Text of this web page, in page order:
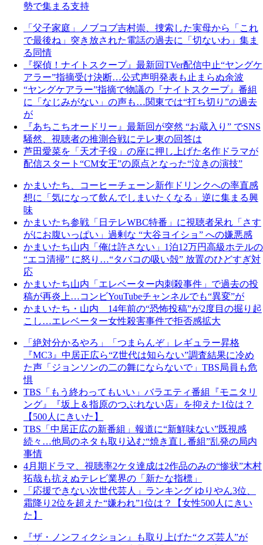
勢で集まる支持
「父子家庭」ノブコブ吉村崇、捜索した実母から「これ
で最後ね」突き放された電話の過去に「切ないわ」集ま
る同情
『探偵！ナイトスクープ』最新回TVer配信中止“ヤングケ
アラー”指摘受け決断…公式声明発表も止まらぬ余波
“ヤングケアラー”指摘で物議の『ナイトスクープ』番組
に「なじみがない」の声も…関東では“打ち切り”の過去
が
『あちこちオードリー』最新回が突然 “お蔵入り” でSNS
騒然、視聴者の推測合戦にテレ東の回答は
芦田愛菜を「天才子役」の座に押し上げた名作ドラマが
配信スタート“CM女王”の原点となった“泣きの演技”
かまいたち、コーヒーチェーン新作ドリンクへの率直感
想に「気になって飲んでしまいたくなる」逆に集まる興
味
かまいたち参戦「日テレWBC特番」に視聴者呆れ「さす
がにお腹いっぱい」過剰な “大谷ヨイショ” への嫌悪感
かまいたち山内「俺は許さない」1泊12万円高級ホテルの
“エコ清掃” に怒り…“タバコの吸い殻” 放置のひどすぎ対
応
かまいたち山内「エレベーター内刺殺事件」で過去の投
稿が再炎上…コンビYouTubeチャンネルでも“異変”が
かまいたち・山内 14年前の“恐怖投稿”が2度目の掘り起
こし…エレベーター女性殺害事件で拒否感拡大
「絶対分かるやろ」「つまらんぞ」レギュラー昇格
『MC3』中居正広ら“Z世代は知らない”調査結果に冷め
た声「ジョンソンの二の舞にならないで」TBS局員も危
惧
TBS「もう終わってもいい」バラエティ番組『モニタリ
ング』『坂上＆指原のつぶれない店』を抑えた1位は？
【500人にきいた】
TBS「中居正広の新番組」報道に“新鮮味ない”既視感
続々…他局のネタも取り込む“焼き直し番組”乱発の局内
事情
4月期ドラマ、視聴率2ケタ達成は2作品のみの“惨状”木村
拓哉も抗えぬテレビ業界の「新たな指標」
「応援できない次世代芸人」ランキング ゆりやん3位、
霜降り2位を超えた“嫌われ”1位は？【女性500人にきい
た】
『ザ・ノンフィクション』も取り上げた“クズ芸人”が